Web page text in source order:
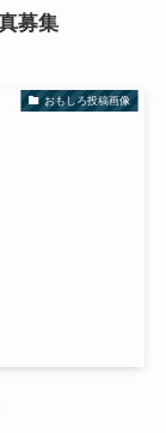
募集
おもしろ投稿画像